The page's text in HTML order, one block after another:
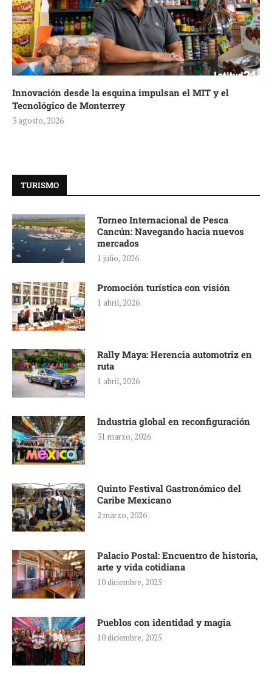
Innovación desde la esquina impulsan el MIT y el
Tecnológico de Monterrey
3 agosto, 2026
TURISMO
Torneo Internacional de Pesca
Cancún: Navegando hacia nuevos
mercados
1 julio, 2026
Promoción turística con visión
1 abril, 2026
Rally Maya: Herencia automotriz en
ruta
1 abril, 2026
Industria global en reconfiguración
31 marzo, 2026
Quinto Festival Gastronómico del
Caribe Mexicano
2 marzo, 2026
Palacio Postal: Encuentro de historia,
arte y vida cotidiana
10 diciembre, 2025
Pueblos con identidad y magia
10 diciembre, 2025